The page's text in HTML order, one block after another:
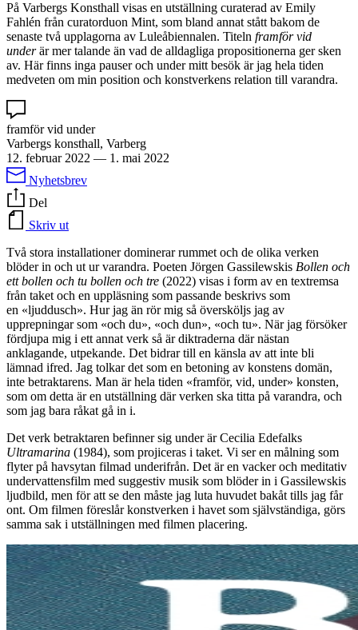
På Varbergs Konsthall visas en utställning curaterad av Emily
Fahlén från curatorduon Mint, som bland annat stått bakom de
senaste två upplagorna av Luleåbiennalen. Titeln framför vid
underär mer talande än vad de alldagliga propositionerna ger sken
av. Här finns inga pauser och under mitt besök är jag hela tiden
medveten om min position och konstverkens relation till varandra.
framför vid under
Varbergs konsthall, Varberg
12. februar 2022 — 1. mai 2022
Nyhetsbrev
Del
Skriv ut
Två stora installationer dominerar rummet och de olika verken
blöder in och ut ur varandra. Poeten Jörgen Gassilewskis Bollen och
ett bollen och tu bollen och tre (2022) visas i form av en textremsa
från taket och en uppläsning som passande beskrivs som
en «ljuddusch». Hur jag än rör mig så översköljs jag av
upprepningar som «och du», «och dun», «och tu». När jag försöker
fördjupa mig i ett annat verk så är diktraderna där nästan
anklagande, utpekande. Det bidrar till en känsla av att inte bli
lämnad ifred. Jag tolkar det som en betoning av konstens domän,
inte betraktarens. Man är hela tiden «framför, vid, under» konsten,
som om detta är en utställning där verken ska titta på varandra, och
som jag bara råkat gå in i.
Det verk betraktaren befinner sig under är Cecilia Edefalks
Ultramarina (1984), som projiceras i taket. Vi ser en målning som
flyter på havsytan filmad underifrån. Det är en vacker och meditativ
undervattensfilm med suggestiv musik som blöder in i Gassilewskis
ljudbild, men för att se den måste jag luta huvudet bakåt tills jag får
ont. Om filmen föreslår konstverken i havet som självständiga, görs
samma sak i utställningen med filmen placering.